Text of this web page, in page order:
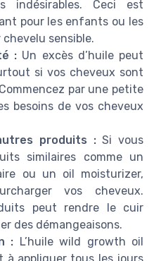
indésirables. Ceci est
pour les enfants ou les
sensible.
: Un excès d’huile peut
si vos cheveux sont
par une petite
besoins de vos cheveux
produits :Si vous
similaires comme un
ou un oil moisturizer,
vos cheveux.
peut rendre le cuir
des démangeaisons.
: L’huile wild growth oil